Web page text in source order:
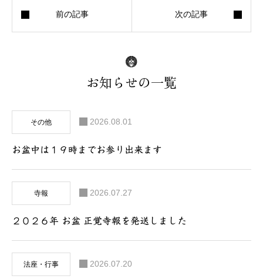
お知らせの一覧
その他 2026.08.01
お盆中は１９時までお参り出来ます
寺報 2026.07.27
２０２６年 お盆 正覚寺報を発送しました
法座・行事 2026.07.20